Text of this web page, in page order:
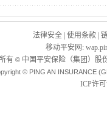
法律安全 使用条款
移动平安网 :
有 ©中国平安保险（集团）股
© PING AN INSURANCE
ICP许